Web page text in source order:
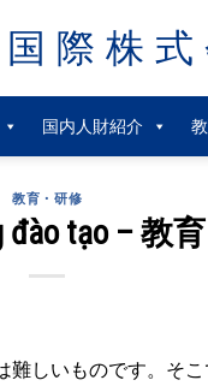
際 株 式
国内人財紹介
教育・研修
đào tạo – 教育
しいものです。そ